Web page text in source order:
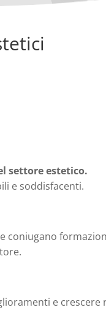
settore estetico.
e soddisfacenti.
coniugano
e crescere